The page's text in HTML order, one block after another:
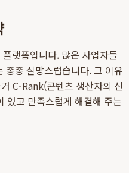
랫폼입니다. 많은 사업자들
종종 실망스럽습니다. 그 이유
C-Rank(콘텐츠 생산자의 신
있고 만족스럽게 해결해 주는